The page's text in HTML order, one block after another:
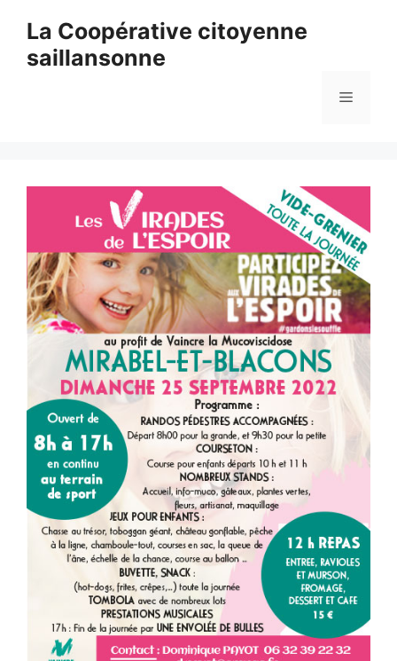
contenu
La Coopérative citoyenne
saillansonne
Menu